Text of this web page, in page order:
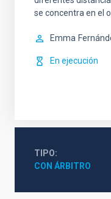
se concentra en el
Emma
En ejecución
TIPO
CON ÁRBITRO